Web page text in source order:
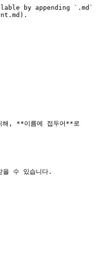
by appending `.md`
, **이름에 접두어**로
수 있습니다.